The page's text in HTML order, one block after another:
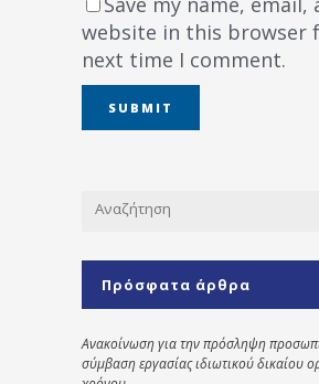
website in this browser
next time I comment.
Πρόσφατα άρθρα
Ανακοίνωση για την πρόσληψη
σύμβαση εργασίας ιδιωτικού δικαίου